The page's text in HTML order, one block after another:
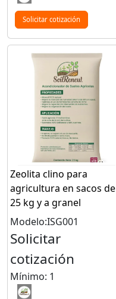
Solicitar cotización
Zeolita clino para
agricultura en sacos de
25 kg y a granel
Modelo:ISG001
Solicitar
cotización
Mínimo: 1